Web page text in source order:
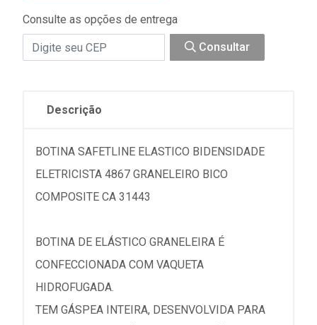
Consulte as opções de entrega
Consultar
Descrição
BOTINA SAFETLINE ELASTICO BIDENSIDADE
ELETRICISTA 4867 GRANELEIRO BICO
COMPOSITE CA 31443
BOTINA DE ELÁSTICO GRANELEIRA É
CONFECCIONADA COM VAQUETA
HIDROFUGADA.
TEM GÁSPEA INTEIRA, DESENVOLVIDA PARA